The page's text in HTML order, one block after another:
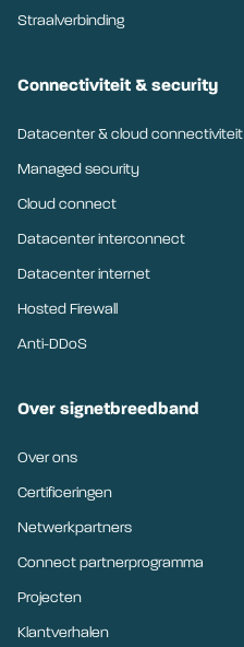
Straalverbinding
Connectiviteit & security
Datacenter & cloud connectiviteit
Managed security
Cloud connect
Datacenter interconnect
Datacenter internet
Hosted Firewall
Anti-DDoS
Over signetbreedband
Over ons
Certificeringen
Netwerkpartners
Connect partnerprogramma
Projecten
Klantverhalen